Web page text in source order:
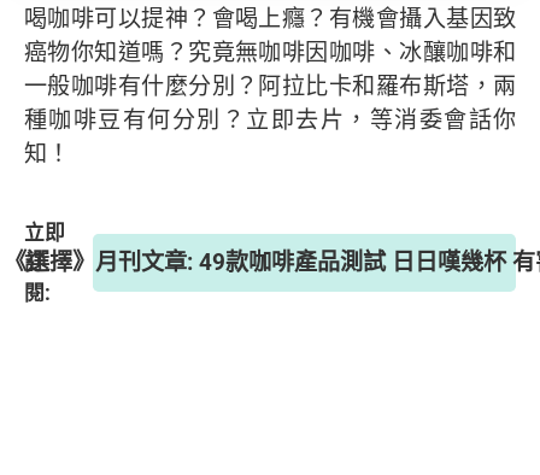
喝咖啡可以提神？會喝上癮？有機會攝入基因致
癌物你知道嗎？究竟無咖啡因咖啡、冰釀咖啡和
一般咖啡有什麼分別？阿拉比卡和羅布斯塔，兩
種咖啡豆有何分別？立即去片，等消委會話你
知！
立即
訂
閱:
選擇》月刊文章: 49款咖啡產品測試 日日嘆幾杯